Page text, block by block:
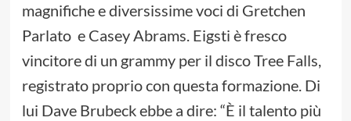
magnifiche e diversissime voci di Gretchen
Parlato e Casey Abrams. Eigsti è fresco
vincitore di un grammy per il disco Tree Falls,
registrato proprio con questa formazione. Di
lui Dave Brubeck ebbe a dire: “È il talento più